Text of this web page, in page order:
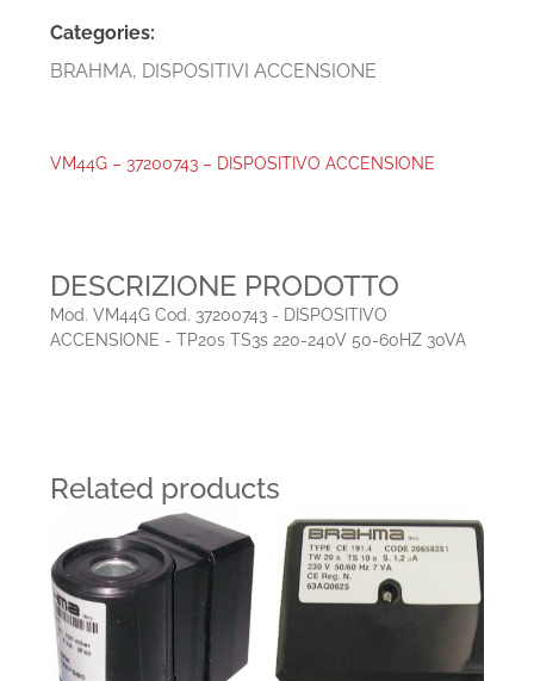
Categories:
BRAHMA, DISPOSITIVI ACCENSIONE
VM44G – 37200743 – DISPOSITIVO ACCENSIONE
DESCRIZIONE PRODOTTO
Mod. VM44G Cod. 37200743 - DISPOSITIVO
ACCENSIONE - TP20s TS3s 220-240V 50-60HZ 30VA
Related products